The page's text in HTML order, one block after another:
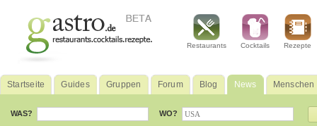
Restaurants Cocktails Rezepte
Startseite Guides Gruppen Forum Blog News Menschen
WAS? WO?